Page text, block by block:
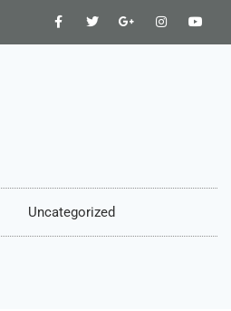
Uncategorized